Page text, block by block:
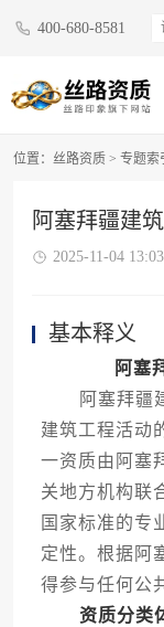
400-680-8581
位置： 丝路资质 > 专题索
阿塞拜疆建
2025-11-04
基本释义
阿塞
阿塞拜疆建
建筑工程活动
一资质由阿塞
关地方机构联
国家标准的专
定性。根据阿
得参与任何公
资质分类